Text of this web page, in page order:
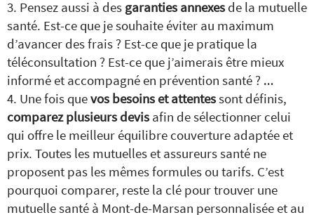
Pensez aussi à des garanties annexes de la mutuelle
santé. Est-ce que je souhaite éviter au maximum
d’avancer des frais ? Est-ce que je pratique la
téléconsultation ? Est-ce que j’aimerais être mieux
informé et accompagné en prévention santé ? …
Une fois quevos besoins et attentessont définis,
comparez plusieurs devis afin de sélectionner celui
qui offre le meilleur équilibre couverture adaptée et
prix. Toutes les mutuelles et assureurs santé ne
proposent pas les mêmes formules ou tarifs. C’est
pourquoi comparer, reste la clé pour trouver une
mutuelle santé à Mont-de-Marsan personnalisée et au